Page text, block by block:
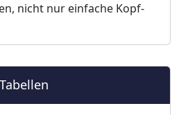
nicht nur einfache Kopf-
Tabellen